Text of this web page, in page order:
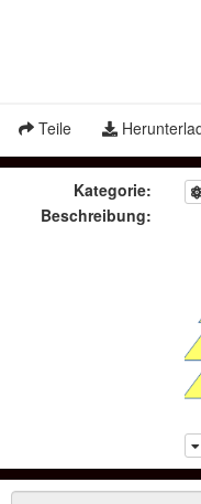
Teile
Kategorie:
Beschreibung: